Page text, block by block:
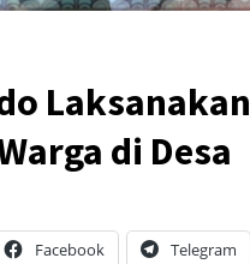
Laksanakan
di Desa
Facebook Telegram